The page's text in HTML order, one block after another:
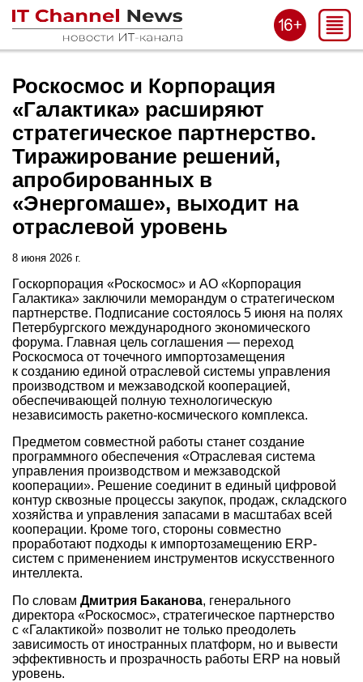
Роскосмос и Корпорация
«Галактика» расширяют
стратегическое партнерство.
Тиражирование решений,
апробированных в
«Энергомаше», выходит на
отраслевой уровень
8 июня 2026 г.
Госкорпорация «Роскосмос» и АО «Корпорация
Галактика» заключили меморандум о стратегическом
партнерстве. Подписание состоялось 5 июня на полях
Петербургского международного экономического
форума. Главная цель соглашения — переход
Роскосмоса от точечного импортозамещения
к созданию единой отраслевой системы управления
производством и межзаводской кооперацией,
обеспечивающей полную технологическую
независимость ракетно-космического комплекса.
Предметом совместной работы станет создание
программного обеспечения «Отраслевая система
управления производством и межзаводской
кооперации». Решение соединит в единый цифровой
контур сквозные процессы закупок, продаж, складского
хозяйства и управления запасами в масштабах всей
кооперации. Кроме того, стороны совместно
проработают подходы к импортозамещению ERP-
систем с применением инструментов искусственного
интеллекта.
По словам Дмитрия Баканова, генерального
директора «Роскосмос», стратегическое партнерство
с «Галактикой» позволит не только преодолеть
зависимость от иностранных платформ, но и вывести
эффективность и прозрачность работы ERP на новый
уровень.